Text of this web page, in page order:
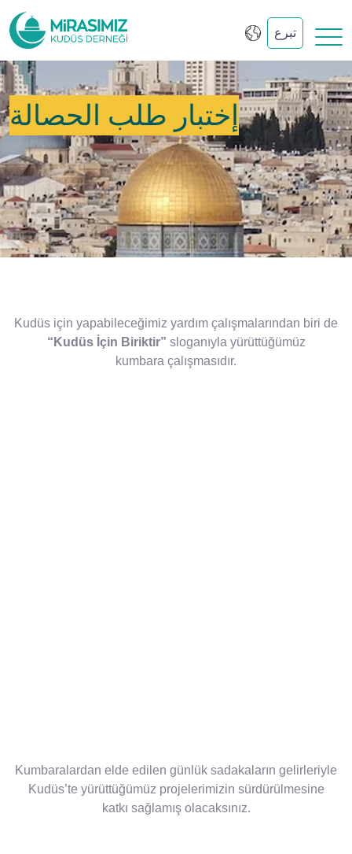
تبرع
إختبار طلب الحصالة
Kudüs için yapabileceğimiz yardım çalışmalarından biri de
“Kudüs İçin Biriktir” sloganıyla yürüttüğümüz
kumbara çalışmasıdır.
Kumbaralardan elde edilen günlük sadakaların gelirleriyle
Kudüs’te yürüttüğümüz projelerimizin sürdürülmesine
katkı sağlamış olacaksınız.